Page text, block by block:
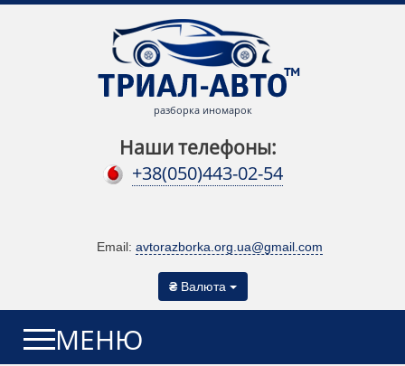
разборка иномарок
Наши телефоны:
+38(050)443-02-54
Email: avtorazborka.org.ua@gmail.com
₴ Валюта
МЕНЮ